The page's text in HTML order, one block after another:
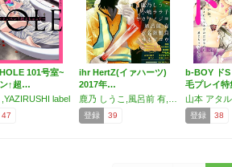
101号室~
↑超…
label
47
ihr HertZ(イァハーツ)
2017年…
登録 39
b-BOY ドS
毛プレイ
登録 38